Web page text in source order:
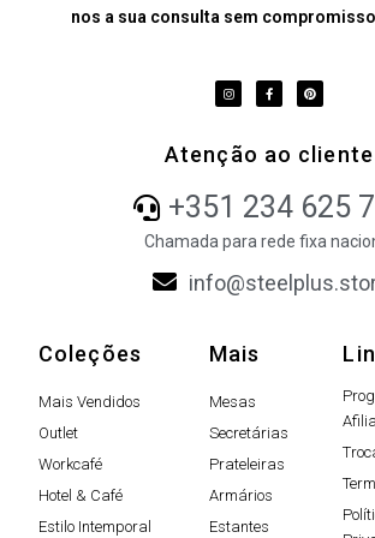
nos a sua consulta sem
Atenção ao cliente
+351 234 625
Chamada para rede fixa
Coleções
Mais Vendidos
Outlet
Workcafé
Hotel & Café
Estilo Intemporal
Mais
Mesas
Secretárias
Prateleiras
Armários
Estantes